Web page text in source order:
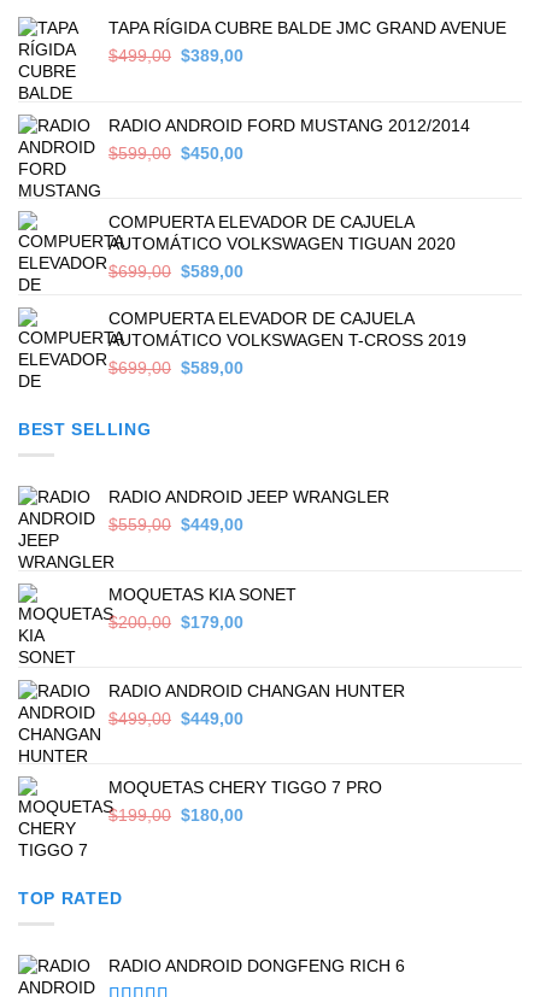
TAPA RÍGIDA CUBRE BALDE JMC GRAND AVENUE
$499,00 Original
$499,00.
$389,00Current
$389,00.
RADIO ANDROID FORD MUSTANG 2012/2014
$599,00 Original
$599,00.
$450,00Current
$450,00.
COMPUERTA ELEVADOR DE CAJUELA
AUTOMÁTICO VOLKSWAGEN TIGUAN 2020
$699,00 Original
was:
$699,00.
$589,00Current
is:
$589,00.
COMPUERTA ELEVADOR DE CAJUELA
AUTOMÁTICO VOLKSWAGEN T-CROSS 2019
$699,00 Original
$589,00Current
BEST SELLING
RADIO ANDROID JEEP WRANGLER
$559,00 Original
$559,00.
$449,00Current
$449,00.
MOQUETAS KIA SONET
$200,00 Original
$200,00.
$179,00Current
$179,00.
RADIO ANDROID CHANGAN HUNTER
$499,00 Original
$499,00.
$449,00Current
$449,00.
MOQUETAS CHERY TIGGO 7 PRO
$199,00 Original
$180,00Current
TOP RATED
RADIO ANDROID DONGFENG RICH 6